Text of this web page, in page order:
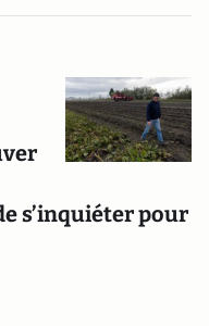
s’inquiéter pour